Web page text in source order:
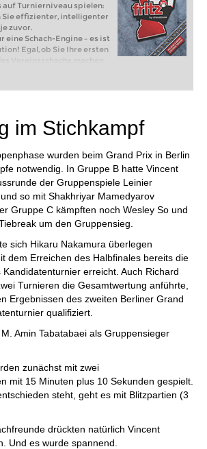
auf Turnierniveau spielen:
Sie effizienter, intelligenter
zuvor.
eine Schach-Engine – es ist
Egal, ob Sie Ihre ersten
Vereinsschachs machen
spielen: Mit
intelligenter und
im Stichkampf
wurden beim Grand Prix in Berlin
notwendig. In Gruppe B hatte Vincent
der Gruppenspiele Leinier
so mit Shakhriyar Mamedyarov
Gruppe C kämpften noch Wesley So und
um den Gruppensieg.
sich Hikaru Nakamura überlegen
dem Erreichen des Halbfinales bereits die
erreicht. Auch Richard
Turnieren die Gesamtwertung anführte,
Ergebnissen des zweiten Berliner Grand
qualifiziert.
Amin Tabatabaei als Gruppensieger
zunächst mit zwei
mit 15 Minuten plus 10 Sekunden gespielt.
steht, geht es mit Blitzpartien (3
drückten natürlich Vincent
Und es wurde spannend.